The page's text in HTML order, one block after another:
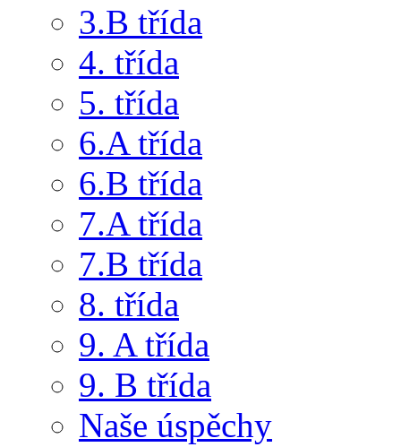
3.B třída
4. třída
5. třída
6.A třída
6.B třída
7.A třída
7.B třída
8. třída
9. A třída
9. B třída
Naše úspěchy